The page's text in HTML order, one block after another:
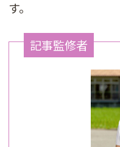
す。
記事監修者